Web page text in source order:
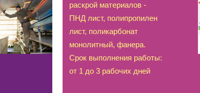
раскрой материалов -
ПНД лист, полипропилен
лист, поликарбонат
монолитный, фанера.
Срок выполнения работы:
от 1 до 3 рабочих дней